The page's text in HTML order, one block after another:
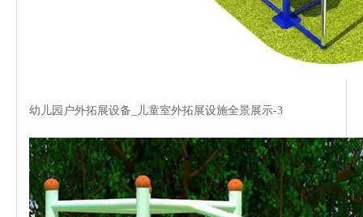
幼儿园户外拓展设备_儿童室外拓展设施全景展示-3